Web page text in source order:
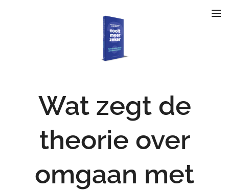
Wat zegt de
theorie over
omgaan met